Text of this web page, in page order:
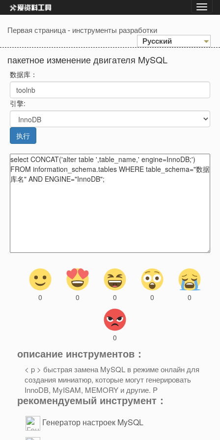
Первая страница- инструменты разработки
Русский
пакетное изменение двигателя MySQL
数据库：
引擎:
执行
0 0 0 0 0
0
описание инструментов：
< p > быстрая замена MySQL в режиме онлайн для
создания миниатюр, которые могут генерировать
InnoDB, MyISAM, MEMORY и другие. P
рекомендуемый инструмент：
Генератор настроек MySQL